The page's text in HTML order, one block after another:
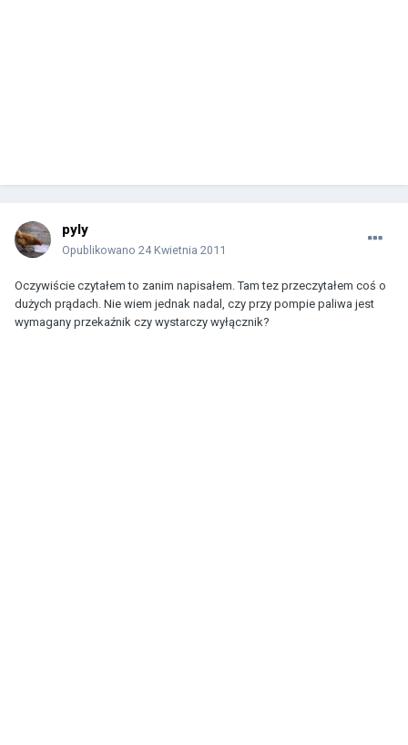
pyly
Opublikowano 24 Kwietnia 2011
Oczywiście czytałem to zanim napisałem. Tam tez przeczytałem coś o
dużych prądach. Nie wiem jednak nadal, czy przy pompie paliwa jest
wymagany przekaźnik czy wystarczy wyłącznik?